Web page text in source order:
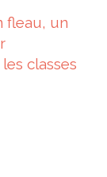
fleau, un
classes